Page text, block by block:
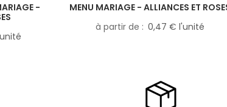
-
MENU MARIAGE - ALLIANCES ET
à partir de
0,47 € l'unité